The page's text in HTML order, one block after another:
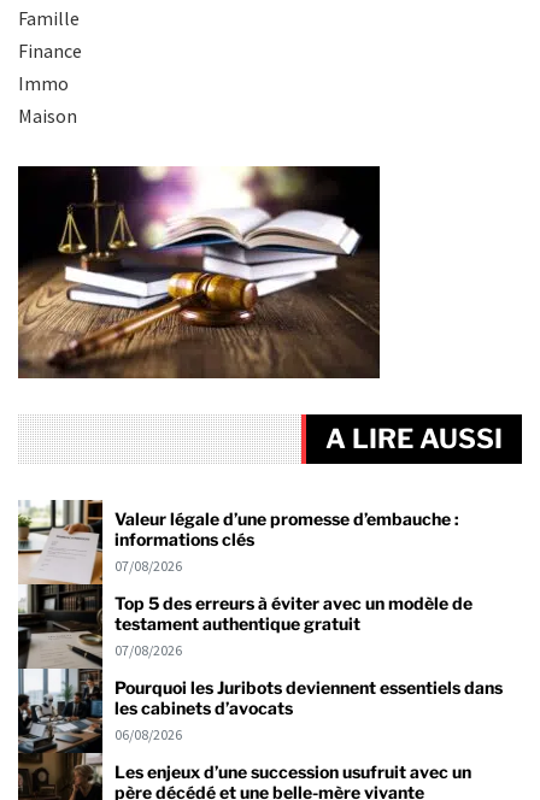
Famille
Finance
Immo
Maison
A LIRE AUSSI
Valeur légale d’une promesse d’embauche :
informations clés
07/08/2026
Top 5 des erreurs à éviter avec un modèle de
testament authentique gratuit
07/08/2026
Pourquoi les Juribots deviennent essentiels dans
les cabinets d’avocats
06/08/2026
Les enjeux d’une succession usufruit avec un
père décédé et une belle-mère vivante